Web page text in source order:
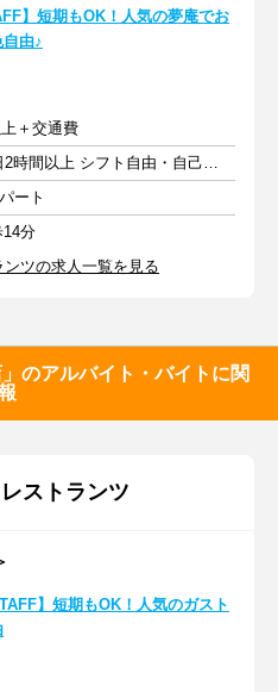
】短期もOK！人気の夢庵でお
由♪
＋交通費
週1日以上 1日2時間以上 シフト自由・自己申告
ート
分
ツの求人一覧を見る
のアルバイト・バイトに関
ストランツ
】短期もOK！人気のガスト